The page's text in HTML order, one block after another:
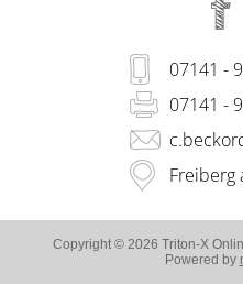
07141 -
07141 -
Freiberg
Copyright © 2026 Triton-X
Powered by